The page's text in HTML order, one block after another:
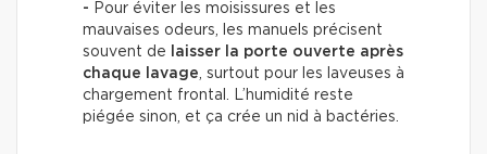
- Pour éviter les moisissures et les
mauvaises odeurs, les manuels précisent
souvent de
laisser la porte ouverte après
chaque lavage, surtout pour les laveuses à
chargement frontal. L’humidité reste
piégée sinon, et ça crée un nid à bactéries.